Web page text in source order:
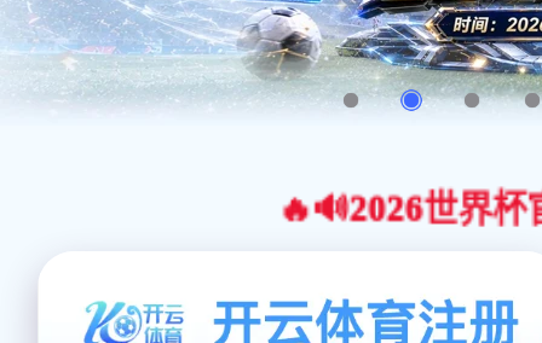
🔥🔊2026世界杯官网